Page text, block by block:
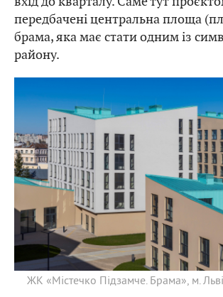
передбачені центральна площа
брама, яка має стати одним із
району.
ЖК «Містечко Підзамче. Брама», м.